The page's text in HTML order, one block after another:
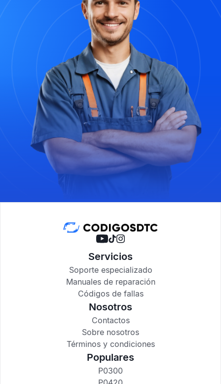
Servicios
Soporte especializado
Manuales de reparación
Códigos de fallas
Nosotros
Contactos
Sobre nosotros
Términos y condiciones
Populares
P0300